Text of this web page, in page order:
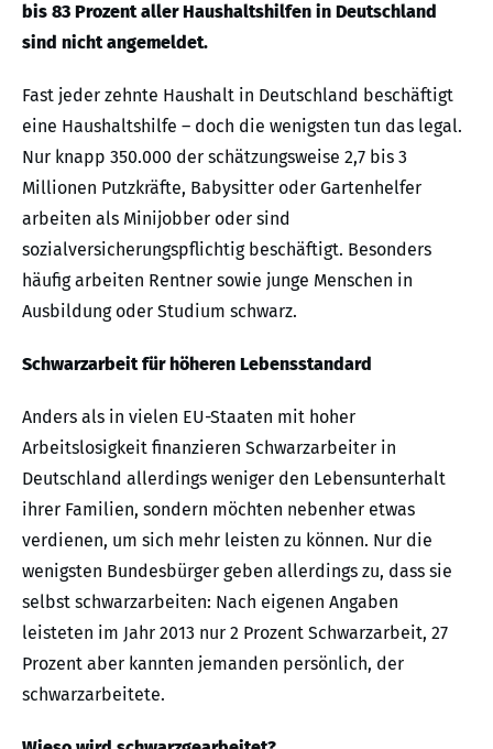
bis 83 Prozent aller Haushaltshilfen in Deutschland
sind nicht angemeldet.
Fast jeder zehnte Haushalt in Deutschland beschäftigt
eine Haushaltshilfe – doch die wenigsten tun das legal.
Nur knapp 350.000 der schätzungsweise 2,7 bis 3
Millionen Putzkräfte, Babysitter oder Gartenhelfer
arbeiten als Minijobber oder sind
sozialversicherungspflichtig beschäftigt. Besonders
häufig arbeiten Rentner sowie junge Menschen in
Ausbildung oder Studium schwarz.
Schwarzarbeit für höheren Lebensstandard
Anders als in vielen EU-Staaten mit hoher
Arbeitslosigkeit finanzieren Schwarzarbeiter in
Deutschland allerdings weniger den Lebensunterhalt
ihrer Familien, sondern möchten nebenher etwas
verdienen, um sich mehr leisten zu können. Nur die
wenigsten Bundesbürger geben allerdings zu, dass sie
selbst schwarzarbeiten: Nach eigenen Angaben
leisteten im Jahr 2013 nur 2 Prozent Schwarzarbeit, 27
Prozent aber kannten jemanden persönlich, der
schwarzarbeitete.